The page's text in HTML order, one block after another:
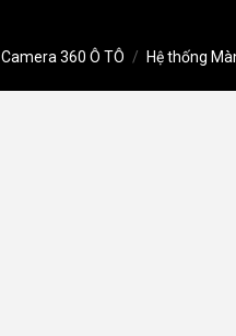
Camera 360 Ô TÔ / Hệ thống